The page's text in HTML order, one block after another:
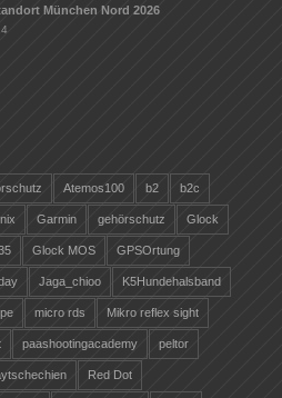
München Nord 2026
Atemos100 b2 b2c
Garmin gehörschutz Glock
Glock MOS GPSOrtung
Jaga_chioo K5Hundehalsband
micro rds Mikro reflex sight
paashootingacademy peltor
Red Dot